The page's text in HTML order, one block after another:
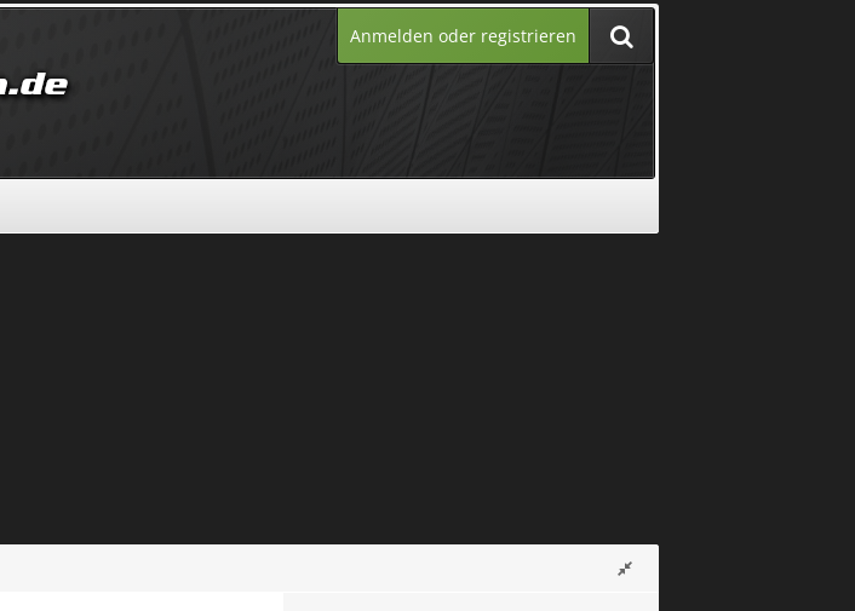
Anmelden oder registrieren